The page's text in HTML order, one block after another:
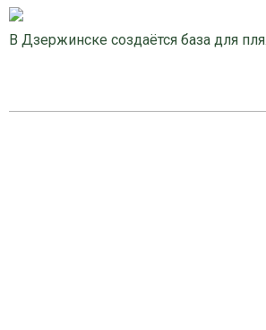
В Дзержинске создаётся база для